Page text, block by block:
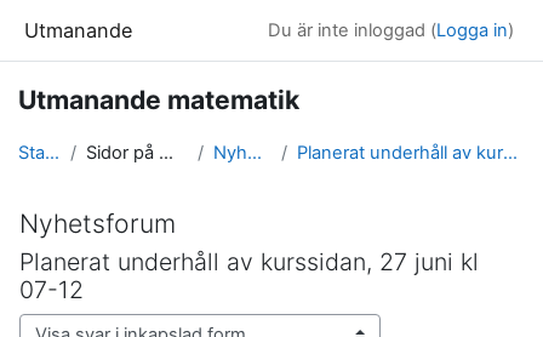
Utmanande Du är inte inloggad (Logga in)
Utmanande matematik
Startsida Sidor på webbplatsen Nyhetsforum Planerat underhåll av kurssidan, 27 juni kl 07-12
Nyhetsforum
Planerat underhåll av kurssidan, 27 juni kl
07-12
Visningsläge